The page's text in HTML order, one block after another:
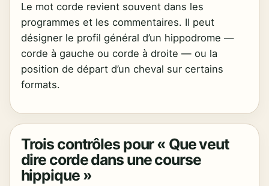
Le mot corde revient souvent dans les
programmes et les commentaires. Il peut
désigner le profil général d’un hippodrome —
corde à gauche ou corde à droite — ou la
position de départ d’un cheval sur certains
formats.
Trois contrôles pour « Que veut
dire corde dans une course
hippique »